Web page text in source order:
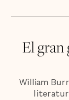
El
William